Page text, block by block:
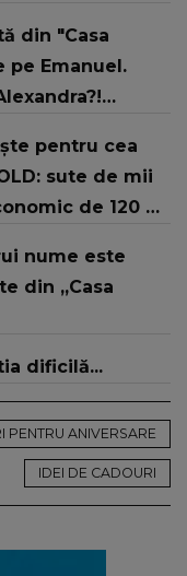
din "Casa
pe Emanuel.
pentru cea
sute de mii
de 120 de
nume este
din „Casa
dificilă...
PENTRU ANIVERSARE
IDEI DE CADOURI